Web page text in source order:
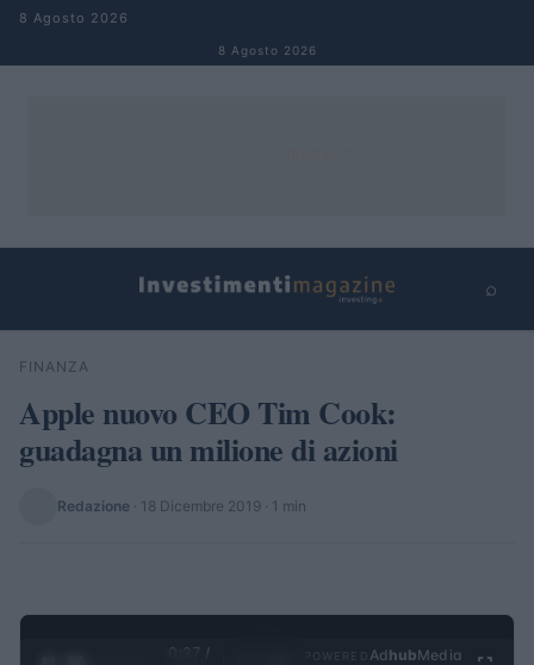
Salta al contenuto
8 Agosto 2026
8 Agosto 2026
⌕
Cerca
FINANZA
Apple nuovo CEO Tim Cook:
guadagna un milione di azioni
Redazione · 18 Dicembre 2019 · 1 min
0:28 /
Ad hubMedia